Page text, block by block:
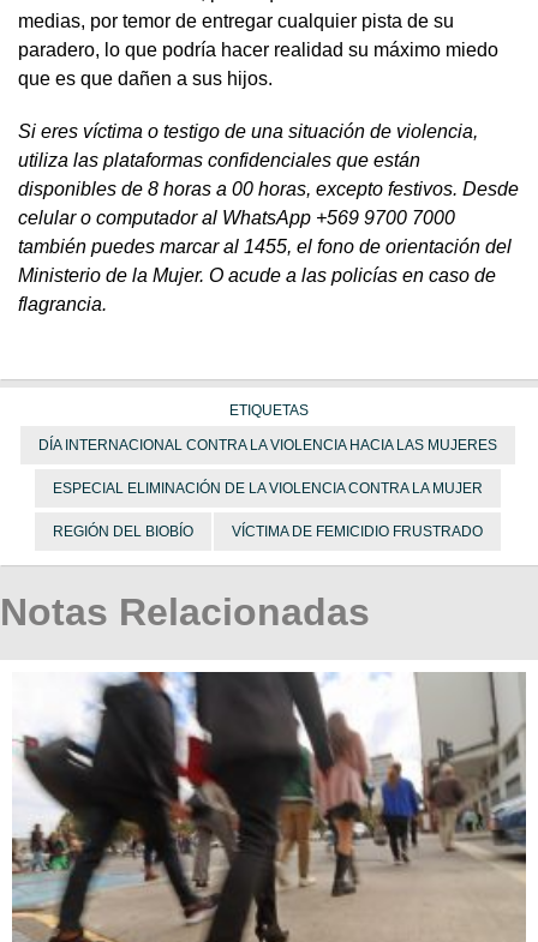
medias, por temor de entregar cualquier pista de su
paradero, lo que podría hacer realidad su máximo miedo
que es que dañen a sus hijos.
Si eres víctima o testigo de una situación de violencia,
utiliza las plataformas confidenciales que están
disponibles de 8 horas a 00 horas, excepto festivos. Desde
celular o computador al WhatsApp +569 9700 7000
también puedes marcar al 1455, el fono de orientación del
Ministerio de la Mujer. O acude a las policías en caso de
flagrancia.
ETIQUETAS
DÍA INTERNACIONAL CONTRA LA VIOLENCIA HACIA LAS MUJERES
ESPECIAL ELIMINACIÓN DE LA VIOLENCIA CONTRA LA MUJER
REGIÓN DEL BIOBÍO VÍCTIMA DE FEMICIDIO FRUSTRADO
Notas Relacionadas